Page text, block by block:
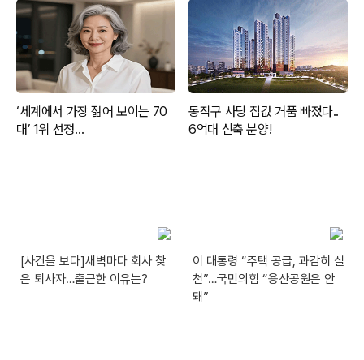
[사건을 보다]새벽마다 회사 찾
은 퇴사자…출근한 이유는?
이 대통령 “주택 공급, 과감히 실
천”…국민의힘 “용산공원은 안
돼”